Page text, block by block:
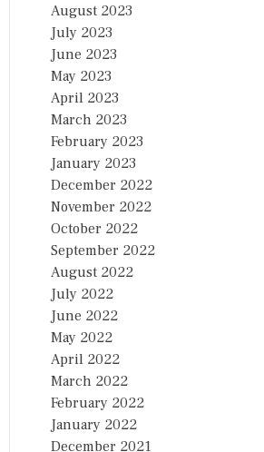
August 2023
July 2023
June 2023
May 2023
April 2023
March 2023
February 2023
January 2023
December 2022
November 2022
October 2022
September 2022
August 2022
July 2022
June 2022
May 2022
April 2022
March 2022
February 2022
January 2022
December 2021